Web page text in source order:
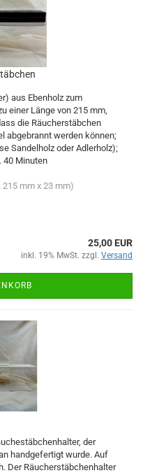
aus Ebenholz zum
einer Länge von 215 mm,
die Räucherstäbchen
abgebrannt werden können;
Sandelholz oder Adlerholz);
40 Minuten
mm x 23 mm)
25,00 EUR
inkl. 19% MwSt. zzgl. Versand
der
handgefertigt wurde. Auf
Der Räucherstäbchenhalter